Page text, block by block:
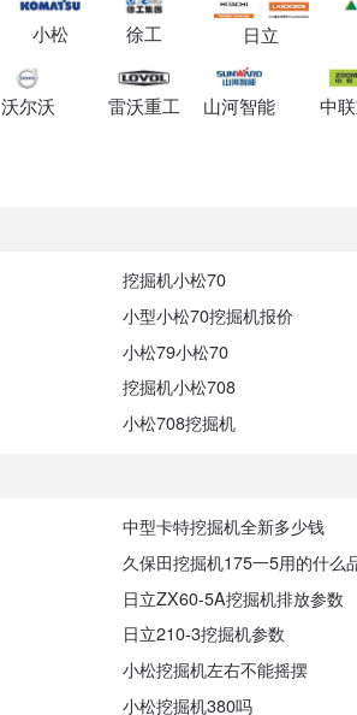
小松 徐工 日立
沃尔沃 雷沃重工 山河智能 中
挖掘机小松70
小型小松70挖掘机报价
小松79小松70
挖掘机小松708
小松708挖掘机
中型卡特挖掘机全新多少钱
久保田挖掘机175一5用的什么
日立ZX60-5A挖掘机排放参数
日立210-3挖掘机参数
小松挖掘机左右不能摇摆
小松挖掘机380吗